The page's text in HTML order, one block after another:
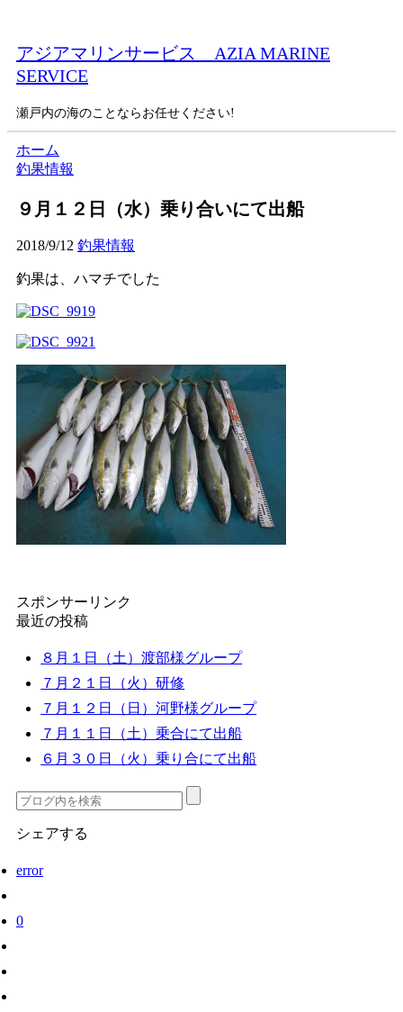
アジアマリンサービス AZIA MARINE
SERVICE
瀬戸内の海のことならお任せください!
ホーム
釣果情報
９月１２日（水）乗り合いにて出船
2018/9/12 釣果情報
釣果は、ハマチでした
スポンサーリンク
最近の投稿
８月１日（土）渡部様グループ
７月２１日（火）研修
７月１２日（日）河野様グループ
７月１１日（土）乗合にて出船
６月３０日（火）乗り合にて出船
シェアする
error
0